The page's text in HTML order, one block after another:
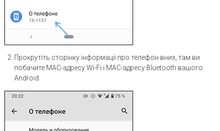
Прокрутіть сторінку інформації про телефон вниз, там ви
побачите MAC-адресу Wi-Fi і MAC-адресу Bluetooth вашого
Android.